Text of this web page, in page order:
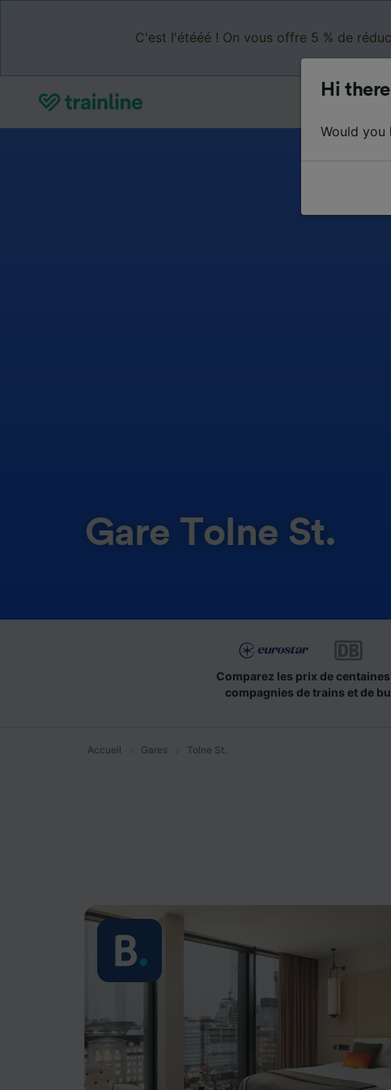
C'est l'étééé ! On vous offre 5 % de
Gare Tolne St.
Comparez les prix de
compagnies de trains et de
Accueil Gares Tolne St.
Hi
Would you